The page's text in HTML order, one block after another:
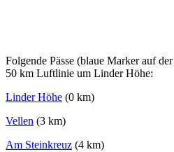
Folgende Pässe (blaue Marker auf
50 km Luftlinie um Linder Höhe:
Linder Höhe (0 km)
Vellen (3 km)
Am Steinkreuz (4 km)